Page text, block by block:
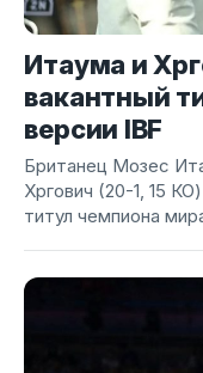
Итаума и
вакантный
версии IBF
Британец Мозес
Хргович (20-1, 15
титул чемпиона